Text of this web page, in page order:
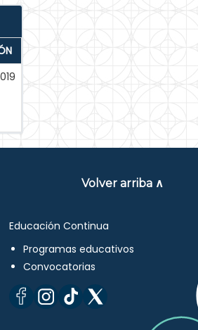
Volver arriba ∧
Educación Continua
Programas educativos
Convocatorias